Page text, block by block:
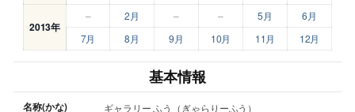
2013年
– 2月 – – 5月
6月
7月
8月 9月 10月 11月 12月
基本情報
名称(かな) ギャラリー ふう（ぎゃらりーふう）